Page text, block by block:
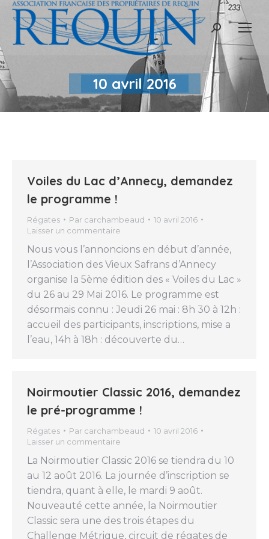
Recherche
10 avril 2016
Voiles du Lac d’Annecy, demandez
le programme !
Régates Par carchambeaud
10 avril 2016
Laisser un commentaire
Nous vous l’annoncions en début d’année,
l’Association des Vieux Safrans d’Annecy
organise la 5ème édition des « Voiles du Lac »
du 26 au 29 Mai 2016. Le programme est
désormais connu : Jeudi 26 mai : 8h 30 à 12h :
accueil des participants, inscriptions, mise a
l’eau, 14h à 18h : découverte du…
Noirmoutier Classic 2016, demandez
le pré-programme !
Régates Par carchambeaud
10 avril 2016
Laisser un commentaire
La Noirmoutier Classic 2016 se tiendra du 10
au 12 août 2016. La journée d’inscription se
tiendra, quant à elle, le mardi 9 août.
Nouveauté cette année, la Noirmoutier
Classic sera une des trois étapes du
Challenge Métrique, circuit de régates de